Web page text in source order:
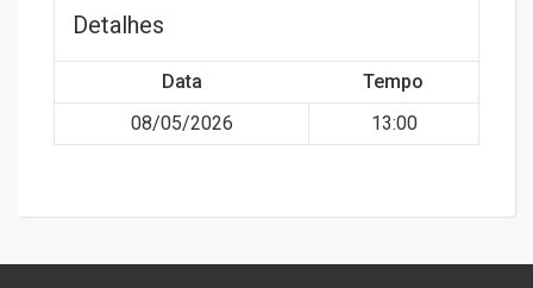
Detalhes
Data
Tempo
08/05/2026
13:00